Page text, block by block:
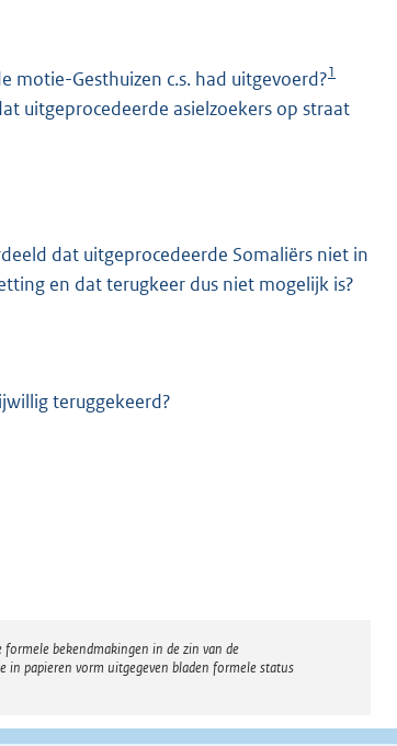
Gesthuizen c.s. had uitgevoerd?1
uitgeprocedeerde asielzoekers op straat
dat uitgeprocedeerde Somaliërs niet in
en dat terugkeer dus niet mogelijk is?
teruggekeerd?
formele bekendmakingen in de zin van de
in papieren vorm uitgegeven bladen formele status